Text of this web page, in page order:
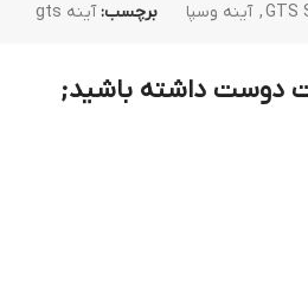
GTS
, آینه وسپا برچسب: آینه gts
دوست داشته باشید;